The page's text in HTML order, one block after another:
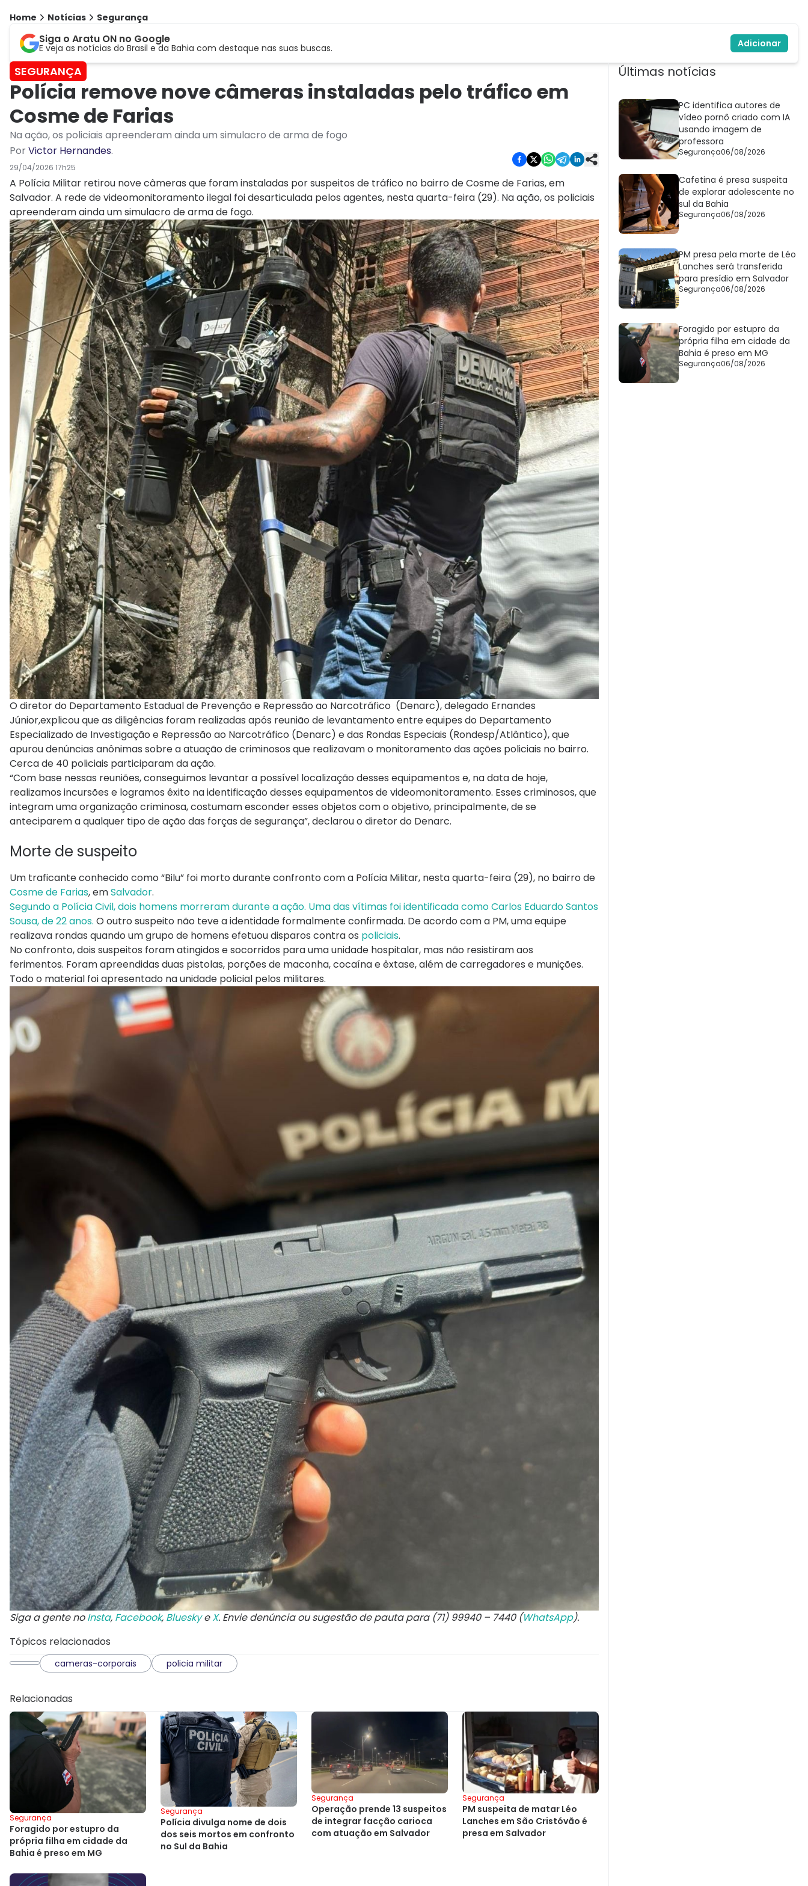
Home Notícias Segurança
Siga o Aratu ON no Google
E veja as notícias do Brasil e da Bahia com destaque nas suas buscas. Adicionar
SEGURANÇA
Polícia remove nove câmeras instaladas pelo tráfico em
Cosme de Farias
Na ação, os policiais apreenderam ainda um simulacro de arma de fogo
PorVictor Hernandes.
29/04/2026 17h25
A Polícia Militar retirou nove câmeras que foram instaladas por suspeitos de tráfico no bairro de Cosme de Farias, em
Salvador. A rede de videomonitoramento ilegal foi desarticulada pelos agentes, nesta quarta-feira (29). Na ação, os policiais
apreenderam ainda um simulacro de arma de fogo.
O diretor do Departamento Estadual de Prevenção e Repressão ao Narcotráfico (Denarc), delegado Ernandes
Júnior,explicou que as diligências foram realizadas após reunião de levantamento entre equipes do Departamento
Especializado de Investigação e Repressão ao Narcotráfico (Denarc) e das Rondas Especiais (Rondesp/Atlântico), que
apurou denúncias anônimas sobre a atuação de criminosos que realizavam o monitoramento das ações policiais no bairro.
Cerca de 40 policiais participaram da ação.
“Com base nessas reuniões, conseguimos levantar a possível localização desses equipamentos e, na data de hoje,
realizamos incursões e logramos êxito na identificação desses equipamentos de videomonitoramento. Esses criminosos, que
integram uma organização criminosa, costumam esconder esses objetos com o objetivo, principalmente, de se
anteciparem a qualquer tipo de ação das forças de segurança”, declarou o diretor do Denarc.
Morte de suspeito
Um traficante conhecido como “Bilu” foi morto durante confronto com a Polícia Militar, nesta quarta-feira (29), no bairro de
Cosme de Farias, emSalvador.
Segundo a Polícia Civil, dois homens morreram durante a ação. Uma das vítimas foi identificada como Carlos Eduardo Santos
Sousa, de 22 anos. O outro suspeito não teve a identidade formalmente confirmada. De acordo com a PM, uma equipe
realizava rondas quando um grupo de homens efetuou disparos contra os policiais.
No confronto, dois suspeitos foram atingidos e socorridos para uma unidade hospitalar, mas não resistiram aos
ferimentos. Foram apreendidas duas pistolas, porções de maconha, cocaína e êxtase, além de carregadores e munições.
Todo o material foi apresentado na unidade policial pelos militares.
Siga a gente noInsta, Facebook, BlueskyeX. Envie denúncia ou sugestão de pauta para (71) 99940 – 7440 (WhatsApp).
Tópicos relacionados
cameras-corporais policia militar
Relacionadas
Segurança
Foragido por estupro da
própria filha em cidade da
Bahia é preso em MG
Segurança
Polícia divulga nome de dois
dos seis mortos em confronto
no Sul da Bahia
Segurança
Operação prende 13 suspeitos
de integrar facção carioca
com atuação em Salvador
Segurança
PM suspeita de matar Léo
Lanches em São Cristóvão é
presa em Salvador
Últimas notícias
PC identifica autores de
vídeo pornô criado com IA
usando imagem de
professora
Segurança06/08/2026
Cafetina é presa suspeita
de explorar adolescente no
sul da Bahia
Segurança06/08/2026
PM presa pela morte de Léo
Lanches será transferida
para presídio em Salvador
Segurança06/08/2026
Foragido por estupro da
própria filha em cidade da
Bahia é preso em MG
Segurança06/08/2026